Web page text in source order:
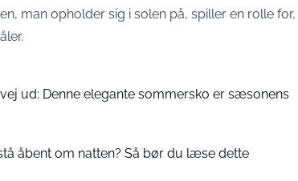
man opholder sig i solen på, spiller en rolle for,
ud: Denne elegante sommersko er sæsonens
åbent om natten? Så bør du læse dette